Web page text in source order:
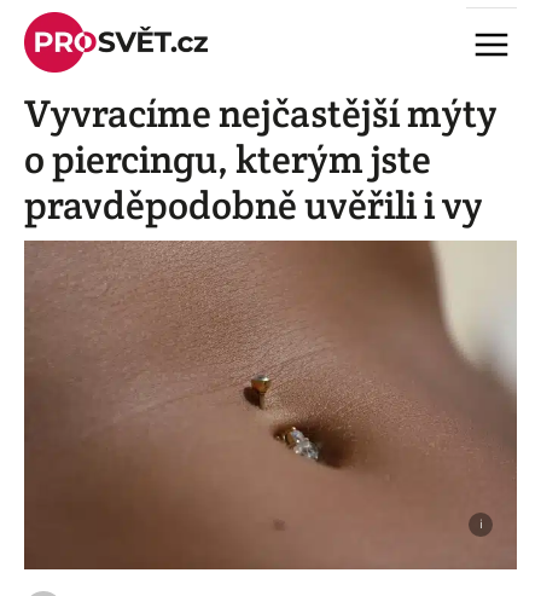
Skip
content
Menu
Vyvracíme nejčastější mýty
o piercingu, kterým jste
pravděpodobně uvěřili i vy
i